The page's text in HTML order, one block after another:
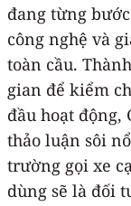
đang từng
công nghệ và
toàn cầu.
gian để kiểm
đầu hoạt động,
thảo luận sôi
trường gọi xe
dùng sẽ là đối